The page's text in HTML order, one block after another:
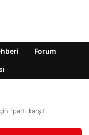
Forum
“parti karşıtı